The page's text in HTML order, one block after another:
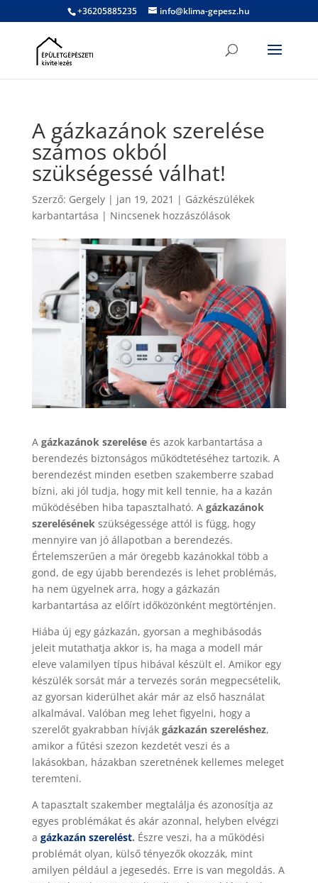
+36205885235 info@klima-gepesz.hu
A gázkazánok szerelése
számos okból
szükségessé válhat!
Szerző: Gergely| jan 19, 2021 | Gázkészülékek
karbantartása | Nincsenek hozzászólások
A gázkazánok szereléseés azok karbantartása a
berendezés biztonságos működtetéséhez tartozik. A
berendezést minden esetben szakemberre szabad
bízni, aki jól tudja, hogy mit kell tennie, ha a kazán
működésében hiba tapasztalható. A gázkazánok
szerelésénekszükségessége attól is függ, hogy
mennyire van jó állapotban a berendezés.
Értelemszerűen a már öregebb kazánokkal több a
gond, de egy újabb berendezés is lehet problémás,
ha nem ügyelnek arra, hogy a gázkazán
karbantartása az előírt időközönként megtörténjen.
Hiába új egy gázkazán, gyorsan a meghibásodás
jeleit mutathatja akkor is, ha maga a modell már
eleve valamilyen típus hibával készült el. Amikor egy
készülék sorsát már a tervezés során megpecsételik,
az gyorsan kiderülhet akár már az első használat
alkalmával. Valóban meg lehet figyelni, hogy a
szerelőt gyakrabban hívják gázkazán szereléshez,
amikor a fűtési szezon kezdetét veszi és a
lakásokban, házakban szeretnének kellemes meleget
teremteni.
A tapasztalt szakember megtalálja és azonosítja az
egyes problémákat és akár azonnal, helyben elvégzi
a gázkazán szerelést. Észre veszi, ha a működési
problémát olyan, külső tényezők okozzák, mint
amilyen például a jegesedés. Erre is van megoldás. A